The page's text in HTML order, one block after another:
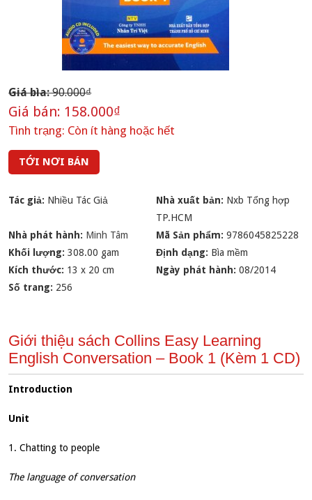
Giá bìa:90.000₫
Giá bán: 158.000₫
Tình trạng: Còn ít hàng hoặc hết
TỚI NƠI BÁN
Tác giả: Nhiều Tác Giả Nhà xuất bản: Nxb Tổng hợp
TP.HCM
Nhà phát hành: Minh Tâm Mã Sản phẩm: 9786045825228
Khối lượng:308.00 gam Định dạng: Bìa mềm
Kích thước: 13 x 20 cm Ngày phát hành: 08/2014
Số trang: 256
Giới thiệu sách Collins Easy Learning
English Conversation – Book 1 (Kèm 1 CD)
Introduction
Unit
1. Chatting to people
The language of conversation